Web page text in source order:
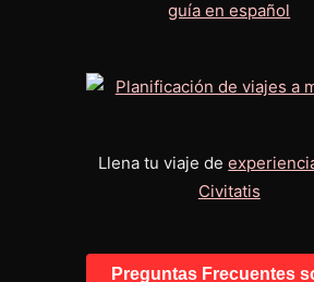
Llena tu viaje de
Civitatis
Preguntas Frecuentes